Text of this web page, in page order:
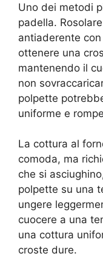
Uno dei metodi
padella.
antiaderente
ottenere una
mantenendo il
non
polpette
uniforme e
La cottura al
comoda, ma
che si
polpette su una
ungere
cuocere a una
una cottura
croste dure.